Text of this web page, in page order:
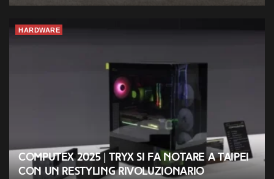
HARDWARE
COMPUTEX 2025 | TRYX si fa notare a Taipei
con un restyling rivoluzionario